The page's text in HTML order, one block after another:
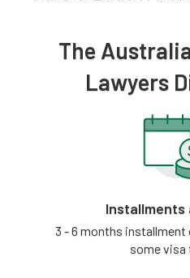
The
Lawyers
Installments
3 - 6 months
some visa